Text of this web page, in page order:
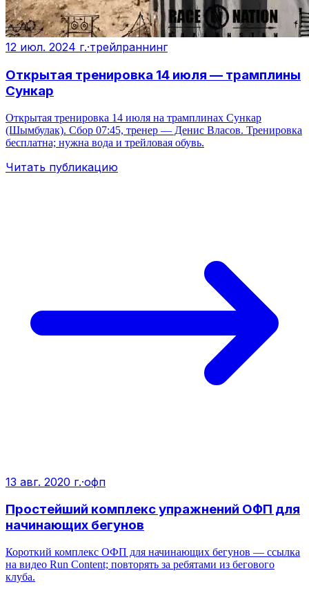
12 июл. 2024 г.·трейлраннинг
Открытая тренировка 14 июля — трамплины
Сункар
Открытая тренировка 14 июля на трамплинах Сункар
(Шымбулак). Сбор 07:45, тренер — Денис Власов. Тренировка
бесплатна; нужна вода и трейловая обувь.
Читать публикацию
13 авг. 2020 г.·офп
Простейший комплекс упражнений ОФП для
начинающих бегунов
Короткий комплекс ОФП для начинающих бегунов — ссылка
на видео Run Content; повторять за ребятами из бегового
клуба.